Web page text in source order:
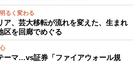
るく変わる
ア、芸大移転が流れを変えた、生まれ
区を回廊でめぐる
ーマ…vs証券「ファイアウォール規